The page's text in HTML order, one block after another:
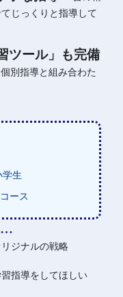
じっくりと指導して
ツール」も完備
別指導と組み合わた
学生
ース
…
ジナルの戦略
指導をしてほしい